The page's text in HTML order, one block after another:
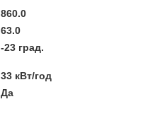
860.0
63.0
-23 град.
33 кВт/год
Да